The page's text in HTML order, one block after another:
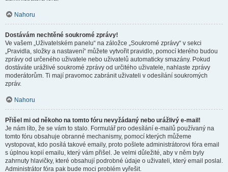
Nahoru
Dostávám nechtěné soukromé zprávy!
Ve vašem „Uživatelském panelu“ na záložce „Soukromé zprávy“ v sekci
„Pravidla, složky a nastavení“ můžete vytvořit pravidlo, pomocí kterého budou
zprávy od určeného uživatele nebo uživatelů automaticky smazány. Pokud
dostáváte urážlivé soukromé zprávy od určitého uživatele, nahlaste zprávy
moderátorům. Ti mají pravomoc zabránit uživateli v odesílání soukromých
zpráv.
Nahoru
Přišel mi od někoho na tomto fóru nevyžádaný nebo urážlivý e-mail!
Je nám líto, že se vám to stalo. Formulář pro odesílání e-mailů používaný na
tomto fóru obsahuje obranné mechanismy, pomocí kterých můžeme
vystopovat, kdo posílá takové emaily, proto pošlete administrátorovi fóra email
s úplnou kopií emailu, který vám přišel. Je velmi důležité, aby v něm byly
zahrnuty hlavičky, které obsahují podrobné údaje o uživateli, který email poslal.
Administrátor fóra pak bude moci problém vyřešit.